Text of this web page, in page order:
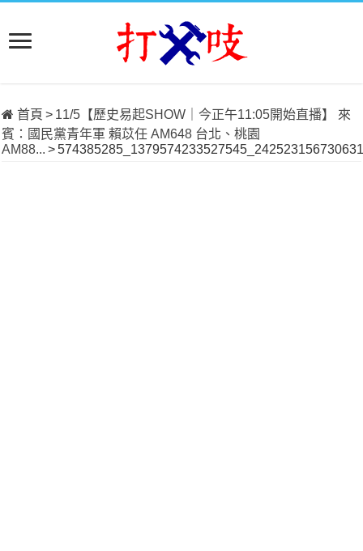
首頁 > 11/5【歷史易起SHOW｜今正午11:05開始直播】 來
賓：國民黨青年軍 賴苡任 AM648 台北、桃園
AM88... >